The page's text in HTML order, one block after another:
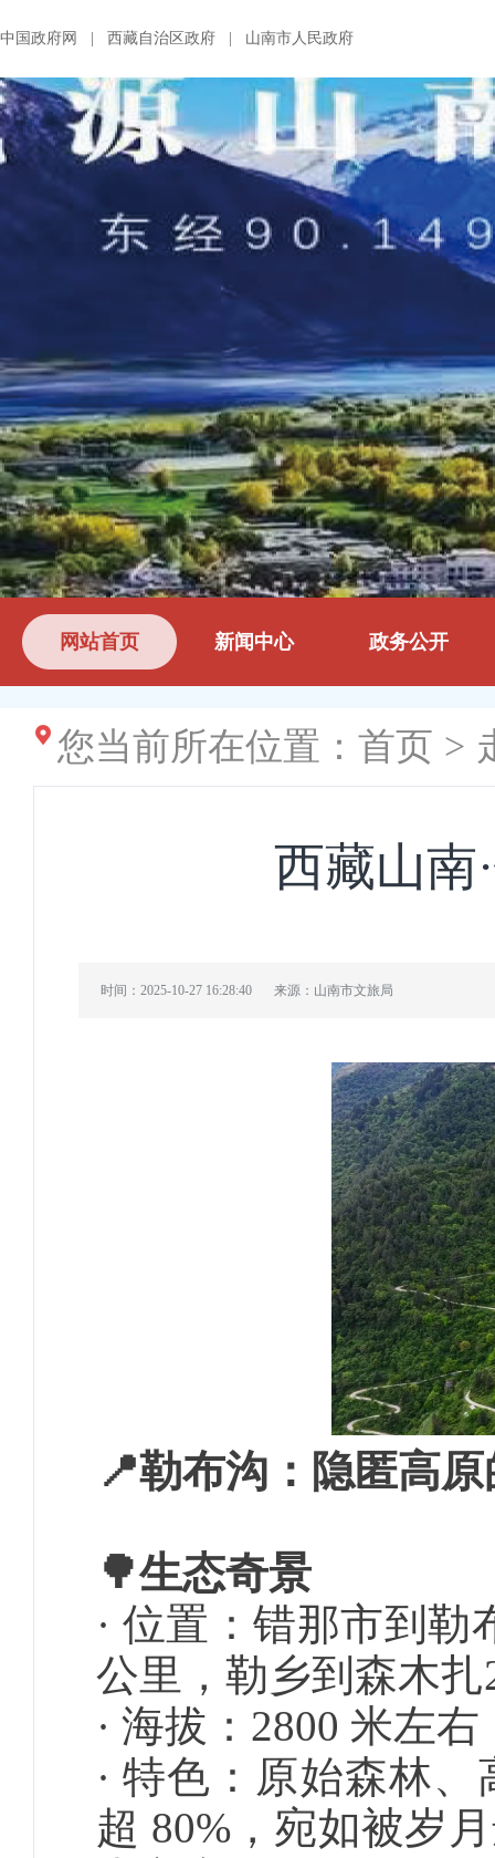
中国政府网 西藏自治区政府 山南市人民政府
网站首页 新闻中心 政务公开
您当前所在位置： 首页 >
西藏山南
时间：2025-10-27 16:28:40 来源：山南市文旅局
📍勒布沟：隐匿高
🌳生态奇景
· 位置：错那市到
公里，勒乡到森木扎
· 海拔：2800 米左
· 特色：原始森林
超 80%，宛如被岁